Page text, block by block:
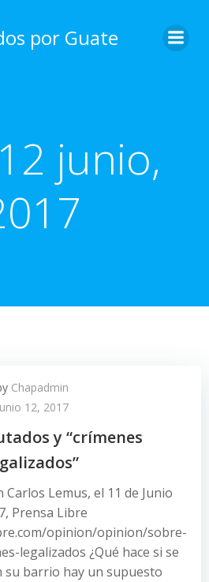
content
por Guate
12 junio,
Chapadmin
12, 2017
y “crímenes
Carlos Lemus, el 11 de Junio
Prensa Libre
opinion/opinion/sobre-
legalizados ¿Qué hace si se
su barrio hay un supuesto